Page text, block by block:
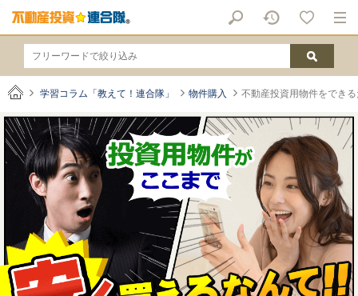
学習コラム「教えて！連合隊」 物件購入 不動産投資用物件をでき